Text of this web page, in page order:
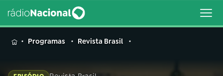
MENUProgramas Revista Brasil